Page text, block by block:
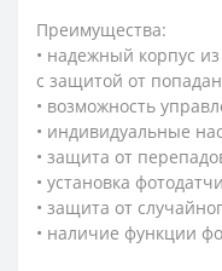
Преимущества:
• надежный корпус
с защитой от
• возможность
• индивидуальные
• защита от
• установка
• защита от
• наличие функции